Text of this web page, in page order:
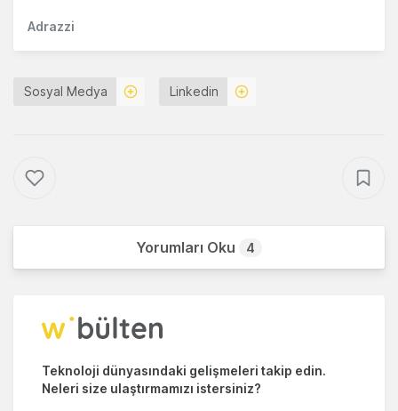
Adrazzi
Sosyal Medya Linkedin
Yorumları Oku 4
Teknoloji dünyasındaki gelişmeleri takip edin.
Neleri size ulaştırmamızı istersiniz?